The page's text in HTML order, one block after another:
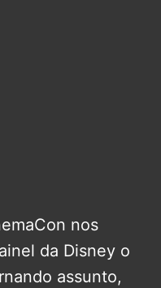
nos
da Disney o
assunto,